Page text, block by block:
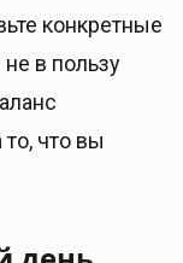
конкретные
в пользу
то, что вы